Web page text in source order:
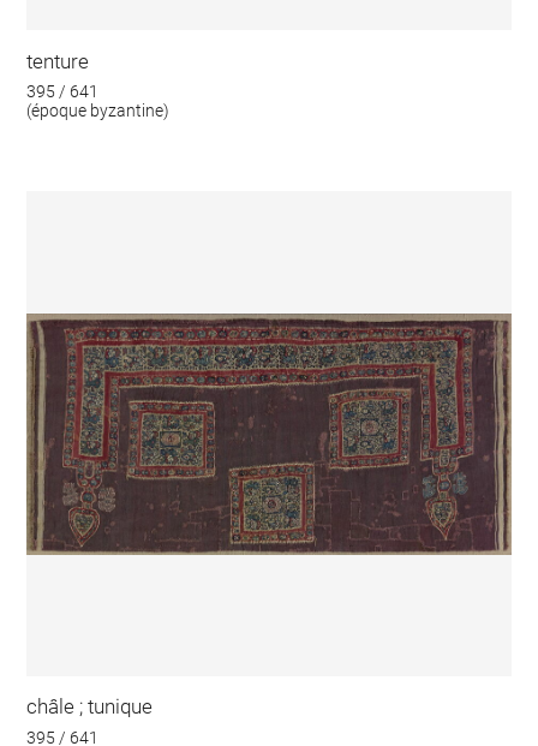
tenture
395 / 641
(époque byzantine)
châle ; tunique
395 / 641